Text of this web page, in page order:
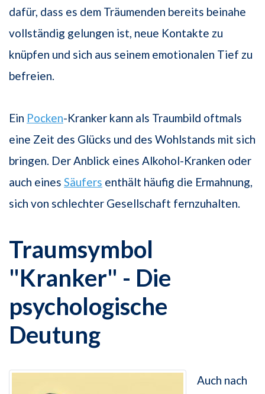
dafür, dass es dem Träumenden bereits beinahe
vollständig gelungen ist, neue Kontakte zu
knüpfen und sich aus seinem emotionalen Tief zu
befreien.
Ein Pocken-Kranker kann als Traumbild oftmals
eine Zeit des Glücks und des Wohlstands mit sich
bringen. Der Anblick eines Alkohol-Kranken oder
auch eines Säufers enthält häufig die Ermahnung,
sich von schlechter Gesellschaft fernzuhalten.
Traumsymbol
"Kranker" - Die
psychologische
Deutung
Auch nach